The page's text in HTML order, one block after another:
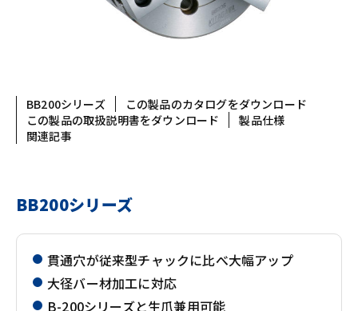
BB200シリーズ
この製品のカタログをダウンロード
この製品の取扱説明書をダウンロード
製品仕様
関連記事
BB200シリーズ
貫通穴が従来型チャックに比べ大幅アップ
大径バー材加工に対応
B-200シリーズと生爪兼用可能